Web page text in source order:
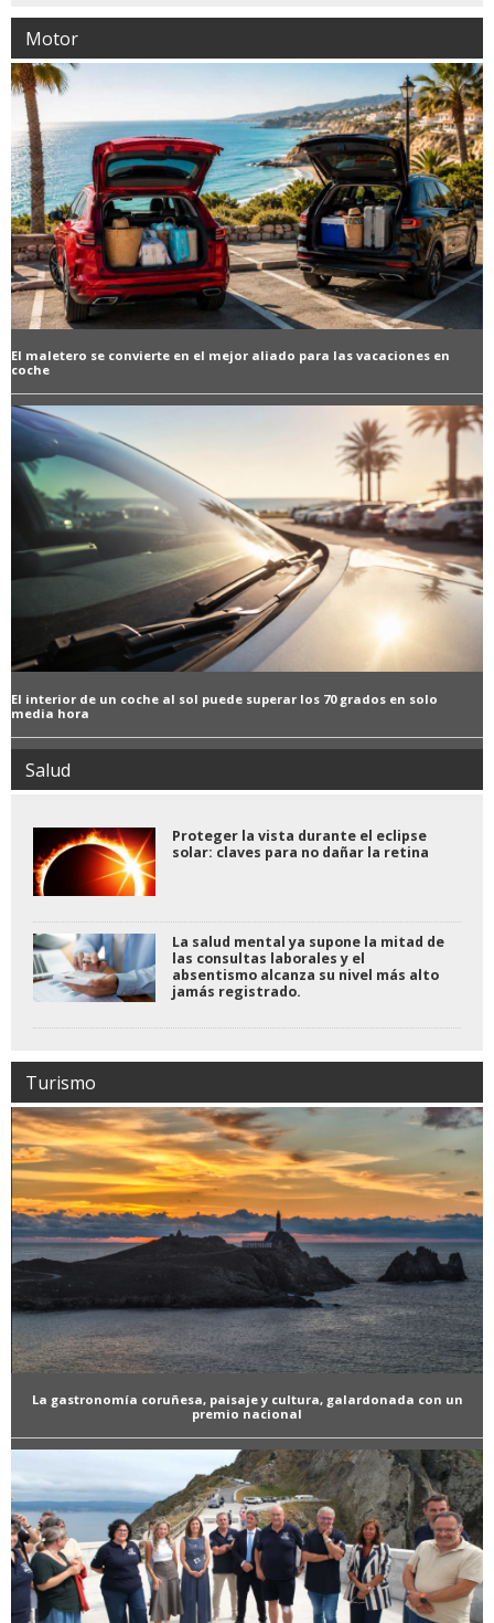
Motor
El maletero se convierte en el mejor aliado para las vacaciones en
coche
El interior de un coche al sol puede superar los 70 grados en solo
media hora
Salud
Proteger la vista durante el eclipse
solar: claves para no dañar la retina
La salud mental ya supone la mitad de
las consultas laborales y el
absentismo alcanza su nivel más alto
jamás registrado.
Turismo
La gastronomía coruñesa, paisaje y cultura, galardonada con un
premio nacional